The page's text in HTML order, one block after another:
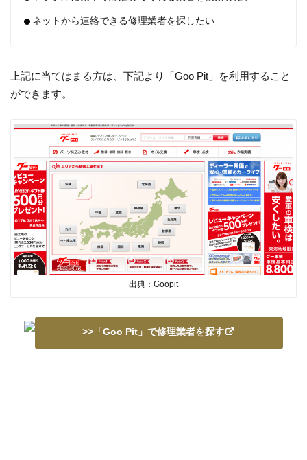
ネットから連絡できる修理業者を探したい
上記に当てはまる方は、下記より「Goo Pit」を利用すること
ができます。
出典：Goopit
>>「Goo Pit」で修理業者を探す